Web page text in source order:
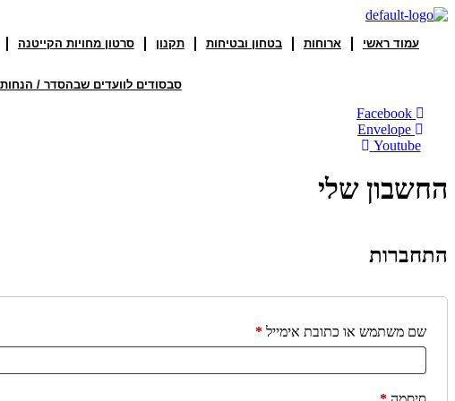
עמוד ראשי ארוחות בטחון ובטיחות תקנון סרטון מחויות הקייטנה
סבסודים לוועדים שבהסדר /
Facebook
Envelope
Youtube
החשבון שלי
התחברות
שם משתמש או כתובת אימייל *חובה
חובה